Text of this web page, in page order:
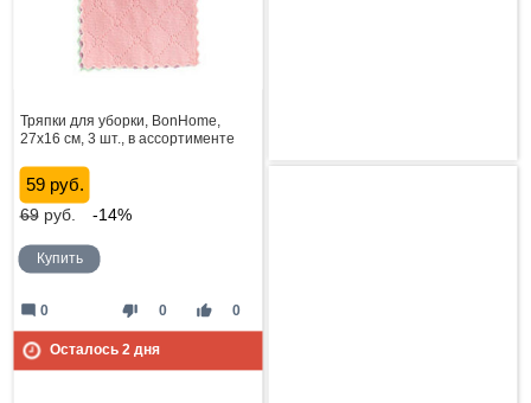
Тряпки для уборки, BonHome,
27х16 см, 3 шт., в ассортименте
59 руб.
69руб. -14%
Купить
thumb_down 0 thumb_up 0
mode_comment 0
Осталось 2дня